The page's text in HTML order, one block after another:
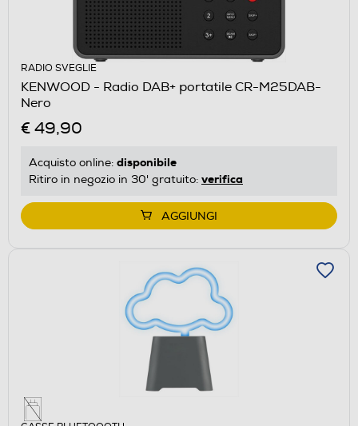
RADIO SVEGLIE
KENWOOD - Radio DAB+ portatile CR-M25DAB-
Nero
€ 49,90
Acquisto online: disponibile
Ritiro in negozio in 30' gratuito: verifica
AGGIUNGI